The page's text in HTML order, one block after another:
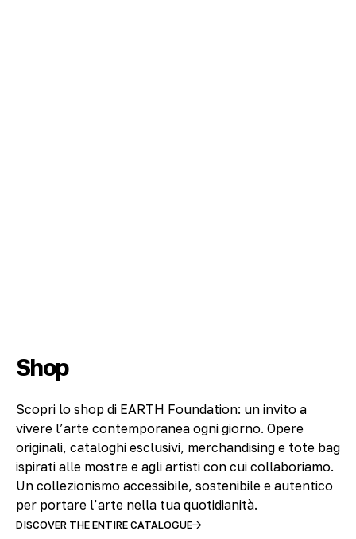
Shop
Scopri lo shop di EARTH Foundation: un invito a
vivere l’arte contemporanea ogni giorno. Opere
originali, cataloghi esclusivi, merchandising e tote bag
ispirati alle mostre e agli artisti con cui collaboriamo.
Un collezionismo accessibile, sostenibile e autentico
per portare l’arte nella tua quotidianità.
DISCOVER THE ENTIRE CATALOGUE